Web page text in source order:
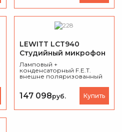
LEWITT LCT940
Студийный микрофон
Ламповый +
конденсаторный F.E.T.
внешне поляризованный
147 098руб. Купить